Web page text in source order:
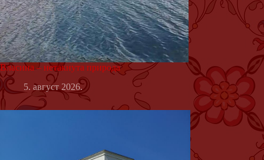
Власина – нетакнута природа
5. август 2026.